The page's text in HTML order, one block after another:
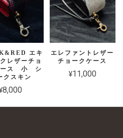
エキ
レザーチョ
ース 小 シ
クスキン
¥8,000
エレファントレザー
チョークケース
¥11,000